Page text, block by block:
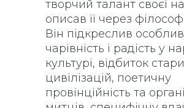
творчий талант своєї
описав її через
Він підкреслив
чарівність і радість у
культурі, відбиток
цивілізацій, поетичну
провінційність та